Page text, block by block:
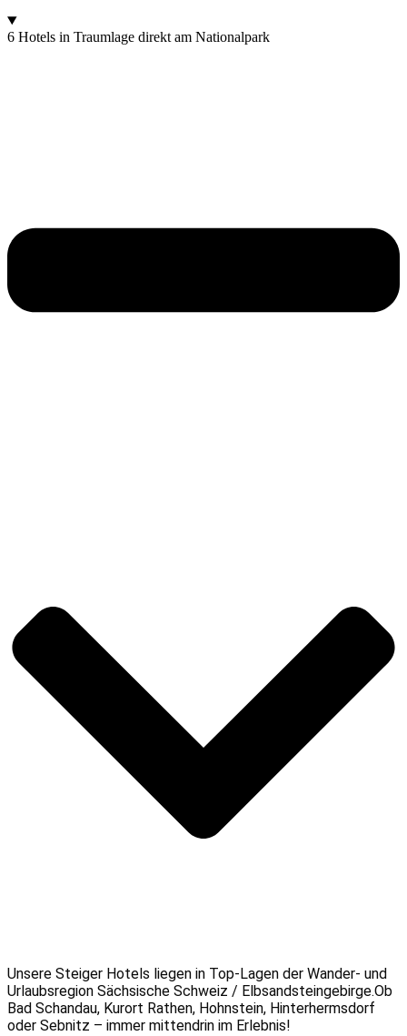
6 Hotels in Traumlage direkt am Nationalpark
Unsere Steiger Hotels liegen in Top-Lagen der Wander- und
Urlaubsregion Sächsische Schweiz / Elbsandsteingebirge.Ob
Bad Schandau, Kurort Rathen, Hohnstein, Hinterhermsdorf
oder Sebnitz – immer mittendrin im Erlebnis!